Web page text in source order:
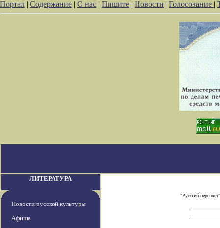
Портал | Содержание | О нас | Пишите | Новости | Голосование |
ЛИТЕРАТУРА
Новости русской культуры
Афиша
"Русский